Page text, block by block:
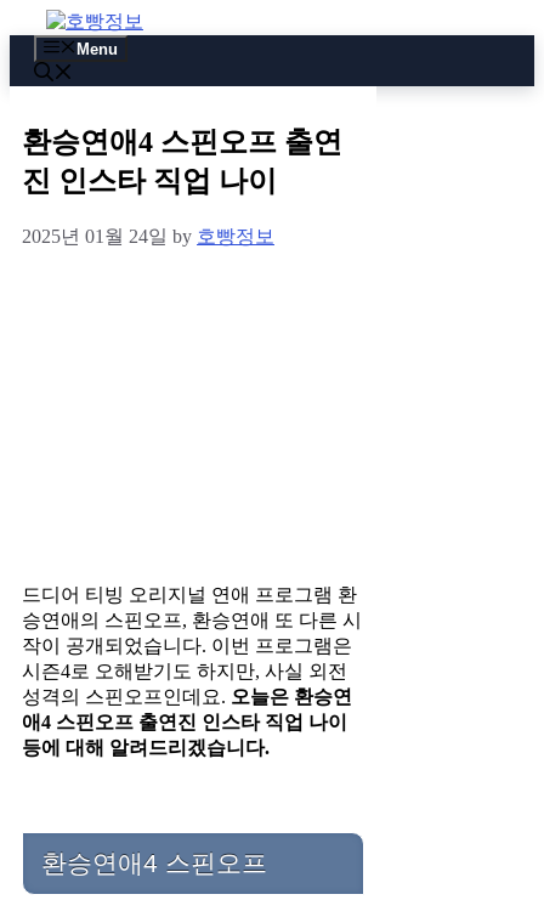
to
content
Menu
환승연애4 스핀오프 출연
진 인스타 직업 나이
2025년 01월 24일 by 호빵정보
드디어 티빙 오리지널 연애 프로그램 환
승연애의 스핀오프, 환승연애 또 다른 시
작이 공개되었습니다. 이번 프로그램은
시즌4로 오해받기도 하지만, 사실 외전
성격의 스핀오프인데요. 오늘은 환승연
애4 스핀오프 출연진 인스타 직업 나이
등에 대해 알려드리겠습니다.
환승연애4 스핀오프